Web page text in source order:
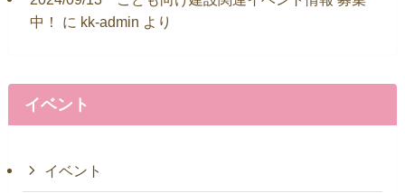
中！
に kk-admin より
イベント
イベント